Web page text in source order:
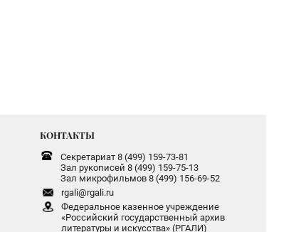
КОНТАКТЫ
Секретариат 8 (499) 159-73-81
Зал рукописей 8 (499) 159-75-13
Зал микрофильмов 8 (499) 156-69-52
rgali@rgali.ru
Федеральное казенное учреждение
«Российский государственный архив
литературы и искусства» (РГАЛИ)